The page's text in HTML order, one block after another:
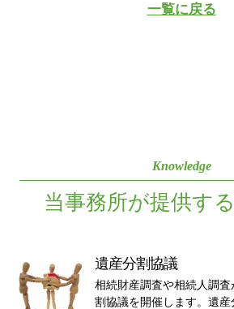
一覧に戻る
Knowledge
当事務所が提供す
遺産分割協議
相続財産調査や相続人調
割協議を開催します。遺